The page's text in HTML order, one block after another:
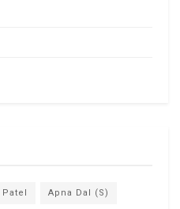
Apna Dal (S)